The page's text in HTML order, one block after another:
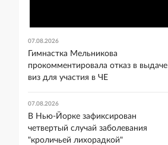
07.08.2026
Гимнастка Мельникова
прокомментировала отказ в выдаче
виз для участия в ЧЕ
07.08.2026
В Нью-Йорке зафиксирован
четвертый случай заболевания
"кроличьей лихорадкой"